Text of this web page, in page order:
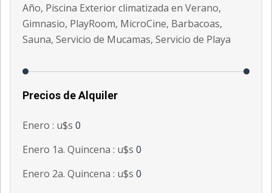
Año, Piscina Exterior climatizada en Verano,
Gimnasio, PlayRoom, MicroCine, Barbacoas,
Sauna, Servicio de Mucamas, Servicio de Playa
Precios de Alquiler
Enero : u$s 0
Enero 1a. Quincena : u$s 0
Enero 2a. Quincena : u$s 0